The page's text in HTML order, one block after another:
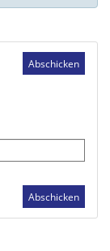
Abschicken
Abschicken